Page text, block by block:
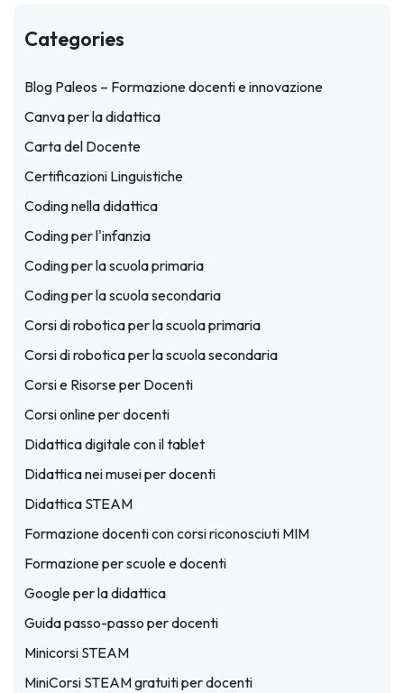
Categories
Blog Paleos – Formazione docenti e innovazione
Canva per la didattica
Carta del Docente
Certificazioni Linguistiche
Coding nella didattica
Coding per l'infanzia
Coding per la scuola primaria
Coding per la scuola secondaria
Corsi di robotica per la scuola primaria
Corsi di robotica per la scuola secondaria
Corsi e Risorse per Docenti
Corsi online per docenti
Didattica digitale con il tablet
Didattica nei musei per docenti
Didattica STEAM
Formazione docenti con corsi riconosciuti MIM
Formazione per scuole e docenti
Google per la didattica
Guida passo-passo per docenti
Minicorsi STEAM
MiniCorsi STEAM gratuiti per docenti